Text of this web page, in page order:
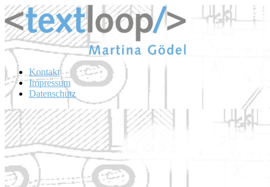
Kontakt
Impressum
Datenschutz